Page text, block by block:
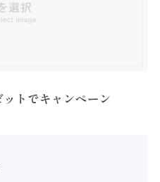
トでキャンペーン